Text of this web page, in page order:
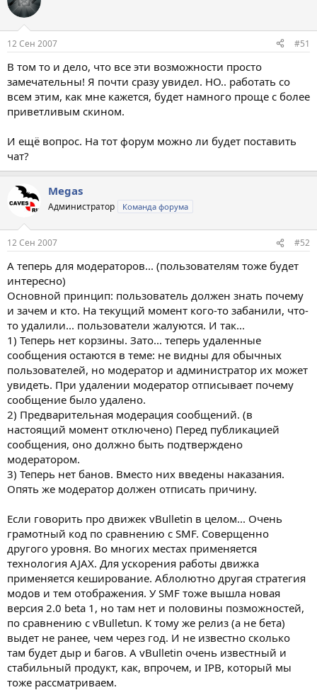
12 Сен 2007 #51
В том то и дело, что все эти возможности просто
замечательны! Я почти сразу увидел. НО.. работать со
всем этим, как мне кажется, будет намного проще с более
приветливым скином.
И ещё вопрос. На тот форум можно ли будет поставить
чат?
Megas
Администратор Команда форума
12 Сен 2007 #52
А теперь для модераторов... (пользователям тоже будет
интересно)
Основной принцип: пользователь должен знать почему
и зачем и кто. На текущий момент кого-то забанили, что-
то удалили... пользователи жалуются. И так...
1) Теперь нет корзины. Зато... теперь удаленные
сообщения остаются в теме: не видны для обычных
пользователей, но модератор и администратор их может
увидеть. При удалении модератор отписывает почему
сообщение было удалено.
2) Предварительная модерация сообщений. (в
настоящий момент отключено) Перед публикацией
сообщения, оно должно быть подтверждено
модератором.
3) Теперь нет банов. Вместо них введены наказания.
Опять же модератор должен отписать причину.
Если говорить про движек vBulletin в целом... Очень
грамотный код по сравнению с SMF. Соверщенно
другого уровня. Во многих местах применяется
технология AJAХ. Для ускорения работы движка
применяется кеширование. Аблолютно другая стратегия
модов и тем отображения. У SMF тоже вышла новая
версия 2.0 beta 1, но там нет и половины позможностей,
по сравнению c vBulletun. К тому же релиз (а не бета)
выдет не ранее, чем через год. И не известно сколько
там будет дыр и багов. А vBulletin очень известный и
стабильный продукт, как, впрочем, и IPB, который мы
тоже рассматриваем.